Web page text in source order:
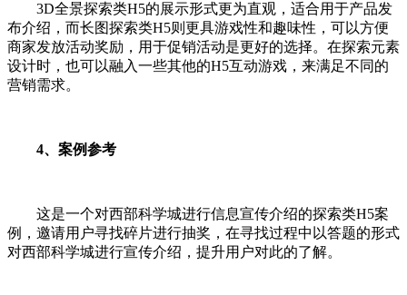
3D全景探索类H5的展示形式更为直观，适合用于产品发
布介绍，而长图探索类H5则更具游戏性和趣味性，可以方便
商家发放活动奖励，用于促销活动是更好的选择。在探索元素
设计时，也可以融入一些其他的H5互动游戏，来满足不同的
营销需求。
4、案例参考
这是一个对西部科学城进行信息宣传介绍的探索类H5案
例，邀请用户寻找碎片进行抽奖，在寻找过程中以答题的形式
对西部科学城进行宣传介绍，提升用户对此的了解。